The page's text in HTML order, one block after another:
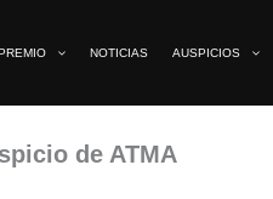
PREMIO NOTICIAS AUSPICIOS
de ATMA